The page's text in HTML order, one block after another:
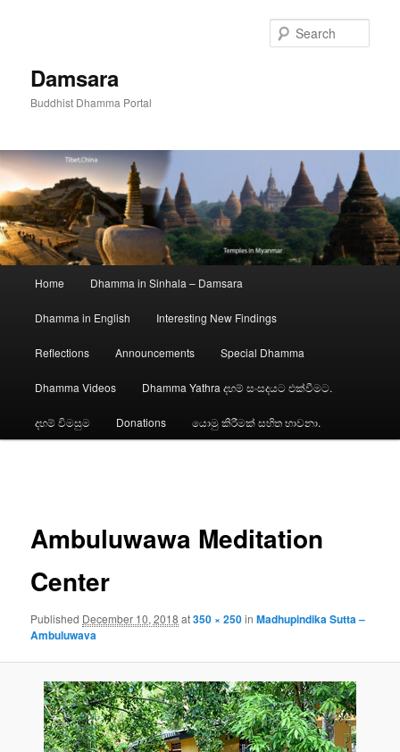
Damsara
Buddhist Dhamma Portal
Home Dhamma in Sinhala – Damsara
Dhamma in English Interesting New Findings
Reflections Announcements Special Dhamma
Dhamma Videos Dhamma Yathra දහම් සංසදයට එක්වීමට.
දහම් විමසුම Donations යොමු කිරීමක් සහිත භාවනා.
Ambuluwawa Meditation
Center
Published December 10, 2018 at350 × 250inMadhupindika Sutta –
Ambuluwava